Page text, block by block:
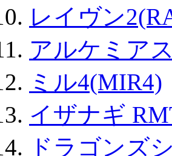
レイヴン
アルケミア
ミル4(MIR4)
イザナギ
ドラゴンズ